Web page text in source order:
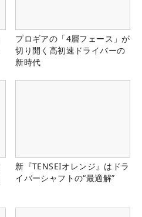
プロギアの「4層フェース」が
切り開く高初速ドライバーの
新時代
新『TENSEIオレンジ』はドラ
イバーシャフトの“最適解”